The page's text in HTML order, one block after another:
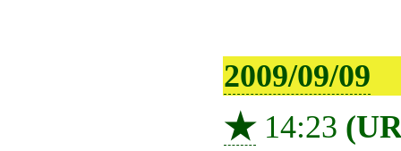
2009/09/09
★ 14:23